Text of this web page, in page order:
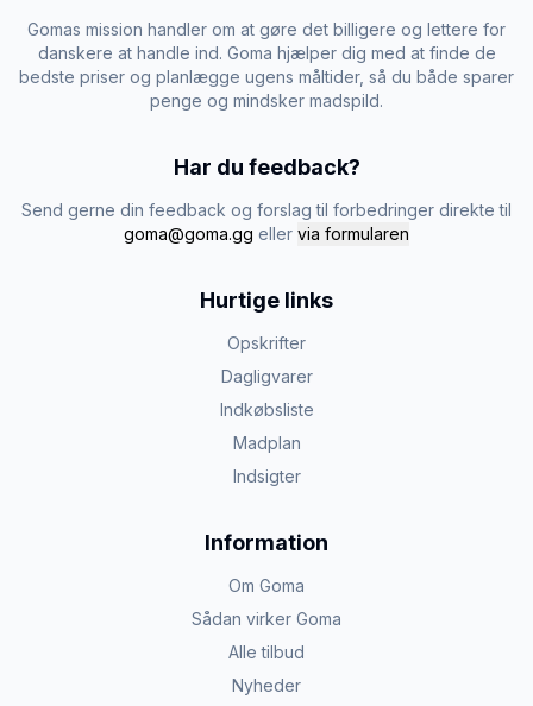
Gomas mission handler om at gøre det billigere og lettere for
danskere at handle ind. Goma hjælper dig med at finde de
bedste priser og planlægge ugens måltider, så du både sparer
penge og mindsker madspild.
Har du feedback?
Send gerne din feedback og forslag til forbedringer direkte til
goma@goma.gg eller via formularen
Hurtige links
Opskrifter
Dagligvarer
Indkøbsliste
Madplan
Indsigter
Information
Om Goma
Sådan virker Goma
Alle tilbud
Nyheder